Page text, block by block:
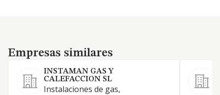
Empresas similares
Empresas similares
INSTAMAN GAS Y
CALEFACCION SL
Instalaciones de gas,